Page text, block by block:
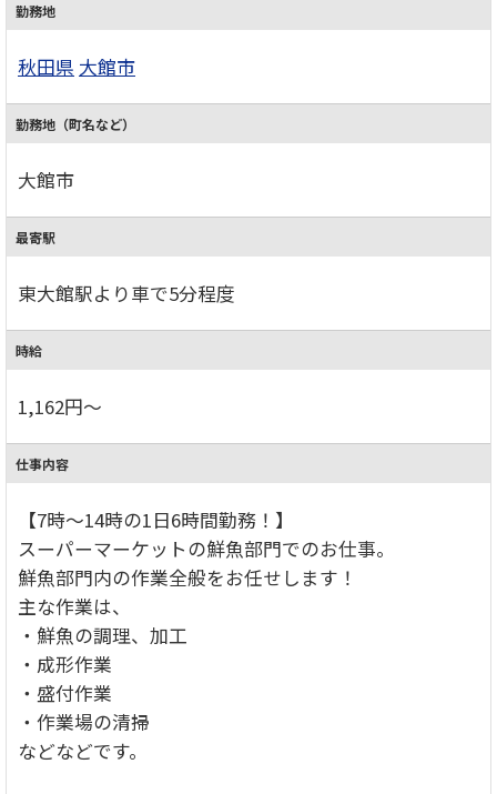
勤務地
秋田県 大館市
勤務地（町名など）
大館市
最寄駅
東大館駅より車で5分程度
時給
1,162円～
仕事内容
【7時～14時の1日6時間勤務！】
スーパーマーケットの鮮魚部門でのお仕事。
鮮魚部門内の作業全般をお任せします！
主な作業は、
・鮮魚の調理、加工
・成形作業
・盛付作業
・作業場の清掃
などなどです。